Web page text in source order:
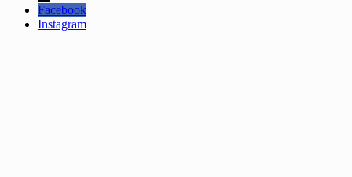
Facebook
Instagram